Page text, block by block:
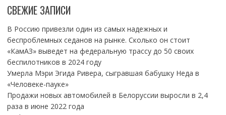
СВЕЖИЕ ЗАПИСИ
В Россию привезли один из самых надежных и
беспроблемных седанов на рынке. Сколько он стоит
«КамАЗ» выведет на федеральную трассу до 50 своих
беспилотников в 2024 году
Умерла Мэри Эгида Ривера, сыгравшая бабушку Неда в
«Человеке-пауке»
Продажи новых автомобилей в Белоруссии выросли в 2,4
раза в июне 2022 года